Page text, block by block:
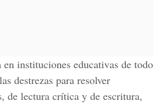
en instituciones educativas de todo
destrezas para resolver
de lectura crítica y de escritura,